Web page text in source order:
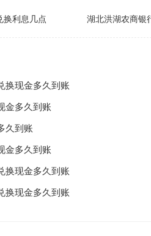
换利息几点
湖北洪湖农商银
换现金多久到账
金多久到账
久到账
金多久到账
换现金多久到账
换现金多久到账